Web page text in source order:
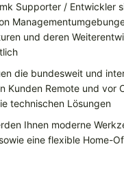
Supporter / Entwickler
und deren
die bundesweit und
Kunden Remote und vor
technischen Lösungen
Ihnen moderne
eine flexible Home-